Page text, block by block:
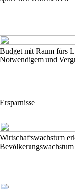
Budget mit Raum fürs
Notwendigem und
Ersparnisse
Wirtschaftswachstum
Bevölkerungswachstum